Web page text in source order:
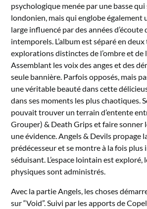
psychologique menée par une basse
londonien, mais qui englobe également
large influencé par des années d’écoute
intemporels. L’album est séparé en
explorations distinctes de l’ombre et de
Assemblant les voix des anges et des
seule bannière. Parfois opposés, mais
une véritable beauté dans cette
dans ses moments les plus chaotiques.
pouvait trouver un terrain d’entente
Grouper) & Death Grips et faire sonner
une évidence. Angels & Devils propage
prédécesseur et se montre à la fois plus
séduisant. L’espace lointain est exploré,
physiques sont administrés.
Avec la partie Angels, les choses
sur “Void”. Suivi par les apports de